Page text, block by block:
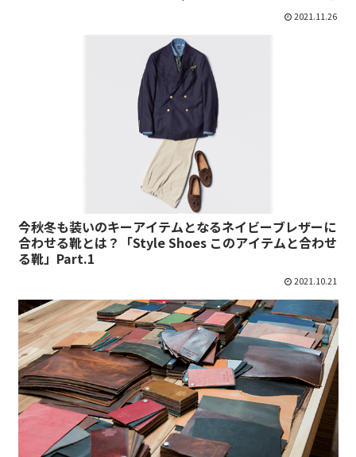
2021.11.26
今秋冬も装いのキーアイテムとなるネイビーブレザーに
合わせる靴とは？「Style Shoes このアイテムと合わせ
る靴」Part.1
2021.10.21